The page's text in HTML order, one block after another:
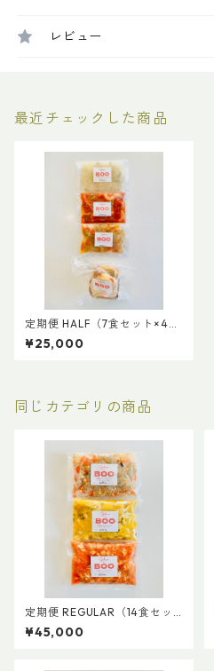
レビュー
最近チェックした商品
定期便 HALF（7食セット×4回
配送）
¥25,000
同じカテゴリの商品
定期便 REGULAR（14食セッ
ト×4回配送）
¥45,000